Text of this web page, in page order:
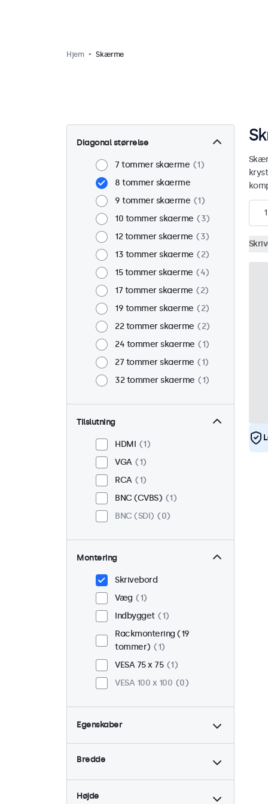
Hjem Skærme
Diagonal størrelse
7 tommer skaerme
1
8 tommer skaerme
9 tommer skaerme
1
10 tommer skaerme
3
12 tommer skaerme
3
13 tommer skaerme
2
15 tommer skaerme
4
17 tommer skaerme
2
19 tommer skaerme
2
22 tommer skaerme
2
24 tommer skaerme
1
27 tommer skaerme
1
32 tommer skaerme
1
Tilslutning
HDMI
1
VGA
1
RCA
1
BNC (CVBS)
1
BNC (SDI)
0
Montering
Skrivebord
Væg
1
Indbygget
1
Rackmontering (19
tommer)
1
VESA 75 x 75
1
VESA 100 x 100
0
Egenskaber
4:3 / 5:4
1
Dæmpbar
1
Bredde
Højde
1